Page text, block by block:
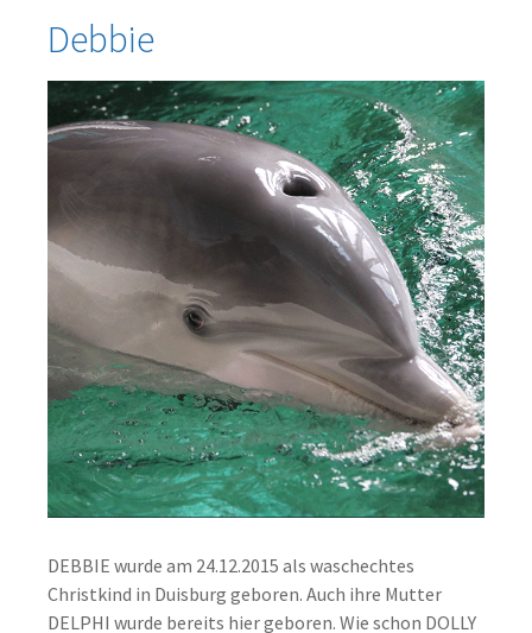
Debbie
DEBBIE wurde am 24.12.2015 als waschechtes
Christkind in Duisburg geboren. Auch ihre Mutter
DELPHI wurde bereits hier geboren. Wie schon DOLLY